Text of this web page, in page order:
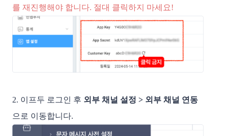
를 재진행해야 합니다. 절대 클릭하지 마세요!
2. 이프두 로그인 후 외부 채널 설정 > 외부 채널 연동
으로 이동합니다.